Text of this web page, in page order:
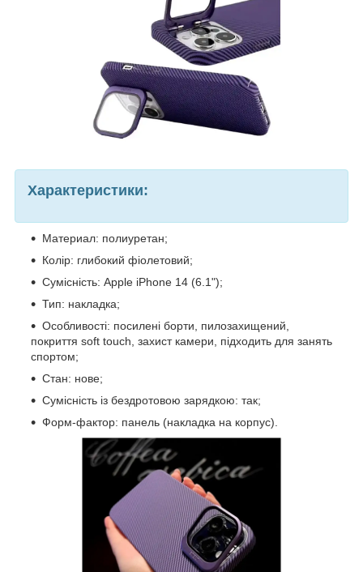
Характеристики:
Материал: полиуретан;
Колір: глибокий фіолетовий;
Сумісність: Apple iPhone 14 (6.1");
Тип: накладка;
Особливості: посилені борти, пилозахищений,
покриття soft touch, захист камери, підходить для занять
спортом;
Стан: нове;
Сумісність із бездротовою зарядкою: так;
Форм-фактор: панель (накладка на корпус).